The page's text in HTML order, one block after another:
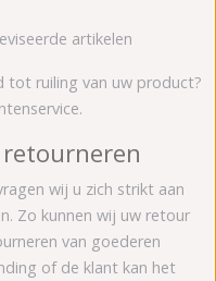
artikelen
tot ruiling van uw product?
wij u zich strikt aan
Zo kunnen wij uw retour
van goederen
of de klant kan het